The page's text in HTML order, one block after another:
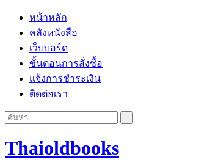
หน้าหลัก
คลังหนังสือ
เว็บบอร์ด
ขั้นตอนการสั่งซื้อ
แจ้งการชำระเงิน
ติดต่อเรา
Thaioldbooks